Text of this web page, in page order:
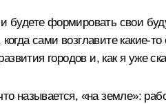
формировать свои
сами возглавите
городов и, как я уже
называется, «на земле»: